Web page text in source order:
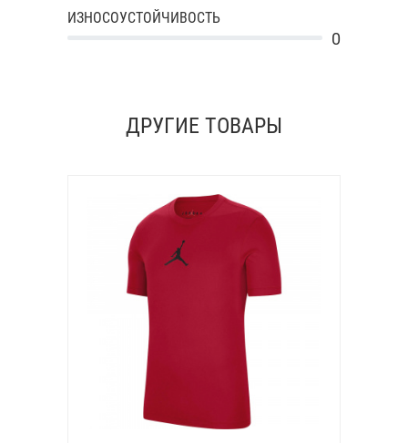
ИЗНОСОУСТОЙЧИВОСТЬ
0
ДРУГИЕ ТОВАРЫ